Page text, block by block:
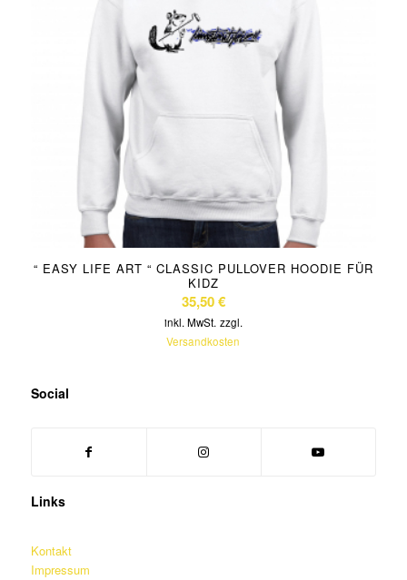
“ EASY LIFE ART “ CLASSIC PULLOVER HOODIE FÜR
KIDZ
35,50€
inkl. MwSt. zzgl.
Versandkosten
Social
Links
Kontakt
Impressum